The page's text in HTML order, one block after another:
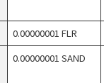
0.00000001 FLR
0.00000001 SAND